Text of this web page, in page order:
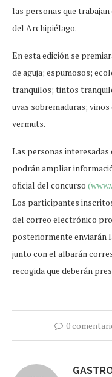
las personas que
del Archipiélago.
En esta edición se
de aguja; espumosos;
tranquilos; tintos
uvas sobremaduras;
vermuts.
Las personas
podrán ampliar
oficial del concurso
Los participantes
del correo electrónico
posteriormente enviarán
junto con el albarán
recogida que deberán
0